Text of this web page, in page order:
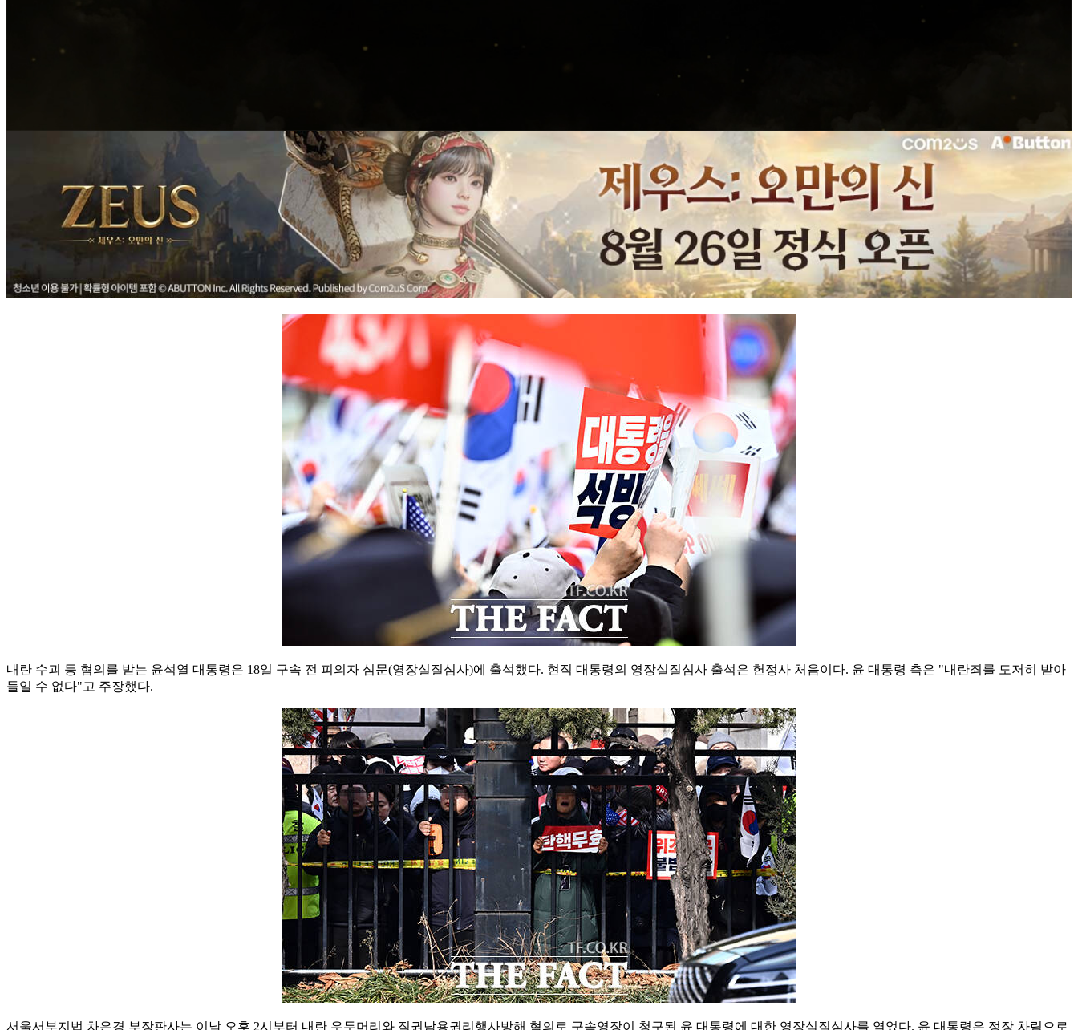
내란 수괴 등 혐의를 받는 윤석열 대통령은 18일 구속 전 피의자 심문(영장실질심사)에 출석했다. 현직 대통령의 영장실질심사 출석은 헌정사 처음이다. 윤 대통령 측은 "내란죄를 도저히 받아
들일 수 없다"고 주장했다.
서울서부지법 차은경 부장판사는 이날 오후 2시부터 내란 우두머리와 직권남용권리행사방해 혐의로 구속영장이 청구된 윤 대통령에 대한 영장실질심사를 열었다. 윤 대통령은 정장 차림으로